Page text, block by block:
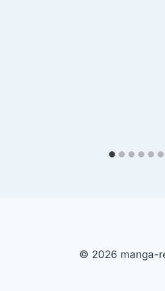
© 2026 manga-